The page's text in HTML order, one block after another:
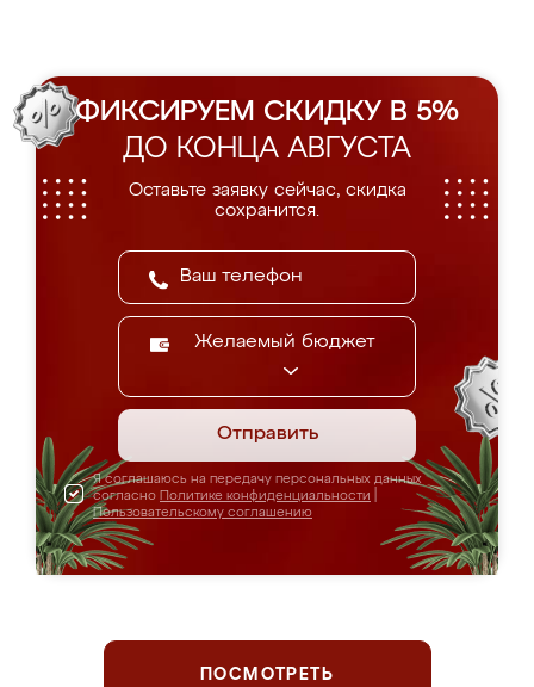
ФИКСИРУЕМ СКИДКУ В 5%
ДО КОНЦА АВГУСТА
Оставьте заявку сейчас, скидка
сохранится.
Желаемый бюджет
Отправить
Я соглашаюсь на передачу персональных данных
согласно Политике конфиденциальности
Пользовательскому соглашению
ПОСМОТРЕТЬ